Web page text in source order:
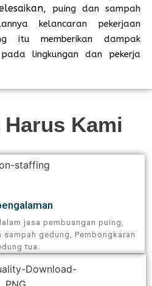
puing dan sampah
kelancaran pekerjaan
itu memberikan dampak
lingkungan dan pekerja
Harus Kami​
jasa pembuangan puing,
sampah gedung, Pembongkaran
tua.